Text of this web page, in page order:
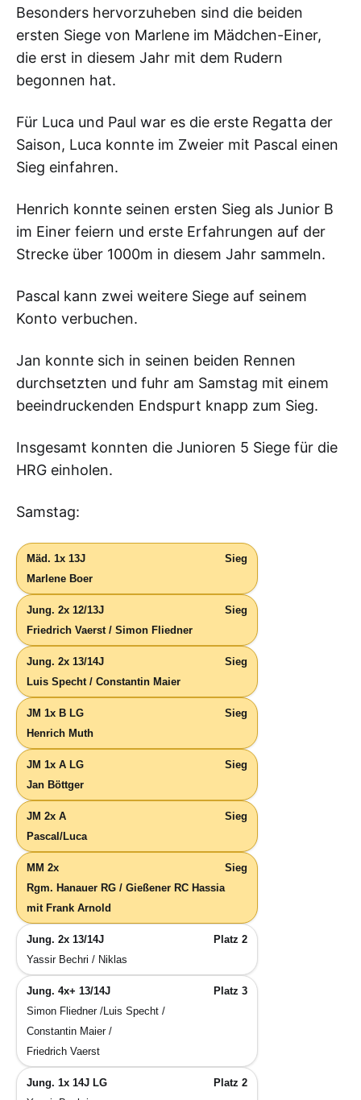
Besonders hervorzuheben sind die beiden
ersten Siege von Marlene im Mädchen-Einer,
die erst in diesem Jahr mit dem Rudern
begonnen hat.
Für Luca und Paul war es die erste Regatta der
Saison, Luca konnte im Zweier mit Pascal einen
Sieg einfahren.
Henrich konnte seinen ersten Sieg als Junior B
im Einer feiern und erste Erfahrungen auf der
Strecke über 1000m in diesem Jahr sammeln.
Pascal kann zwei weitere Siege auf seinem
Konto verbuchen.
Jan konnte sich in seinen beiden Rennen
durchsetzten und fuhr am Samstag mit einem
beeindruckenden Endspurt knapp zum Sieg.
Insgesamt konnten die Junioren 5 Siege für die
HRG einholen.
Samstag:
Mäd. 1x 13J
Marlene Boer
Sieg
Jung. 2x 12/13J
Friedrich Vaerst / Simon Fliedner
Sieg
Jung. 2x 13/14J
Luis Specht / Constantin Maier
Sieg
JM 1x B LG
Henrich Muth
Sieg
JM 1x A LG
Jan Böttger
Sieg
JM 2x A
Pascal/Luca
Sieg
MM 2x
Rgm. Hanauer RG / Gießener RC Hassia
mit Frank Arnold
Sieg
Jung. 2x 13/14J
Yassir Bechri / Niklas
Platz 2
Jung. 4x+ 13/14J
Simon Fliedner /Luis Specht /
Constantin Maier /
Friedrich Vaerst
Platz 3
Jung. 1x 14J LG
Platz 2